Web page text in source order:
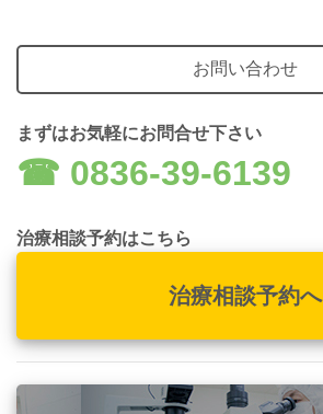
お問い合わせ
まずはお気軽にお問合せ下さい
☎︎ 0836-39-6139
治療相談予約はこちら
治療相談予約へ